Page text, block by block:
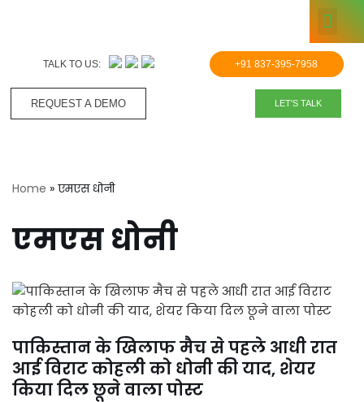
TALK TO US: +91 837-395-7958
REQUEST A DEMO​ LET'S TALK
Home » एमएस धोनी
एमएस धोनी
पाकिस्तान के खिलाफ मैच से पहले आधी रात
आई विराट कोहली को धोनी की याद, शेयर
किया दिल छूने वाला पोस्ट